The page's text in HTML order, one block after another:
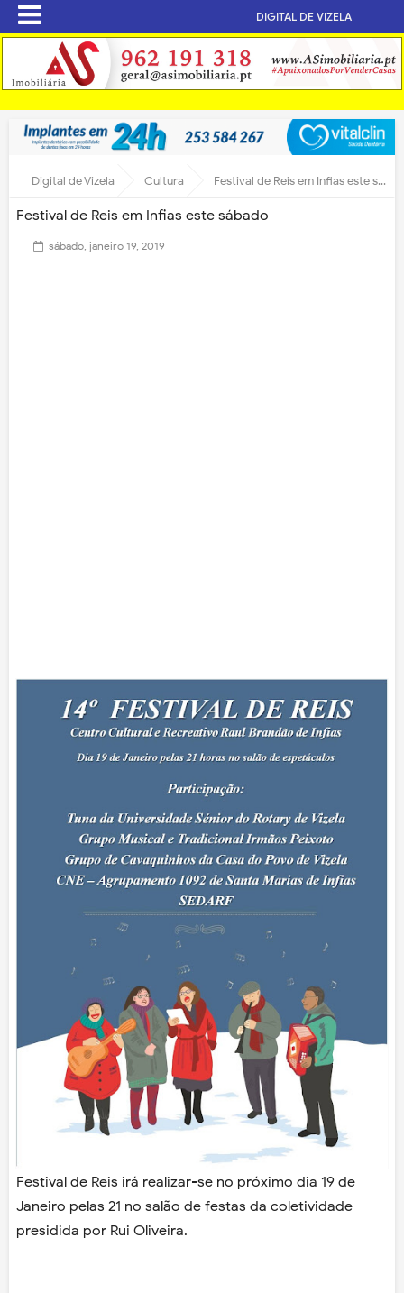
DIGITAL DE VIZELA
Digital de Vizela Cultura Festival de Reis em Infias este sábado
Festival de Reis em Infias este sábado
sábado, janeiro 19, 2019
Festival de Reis irá realizar-se no próximo dia 19 de
Janeiro pelas 21 no salão de festas da coletividade
presidida por Rui Oliveira.